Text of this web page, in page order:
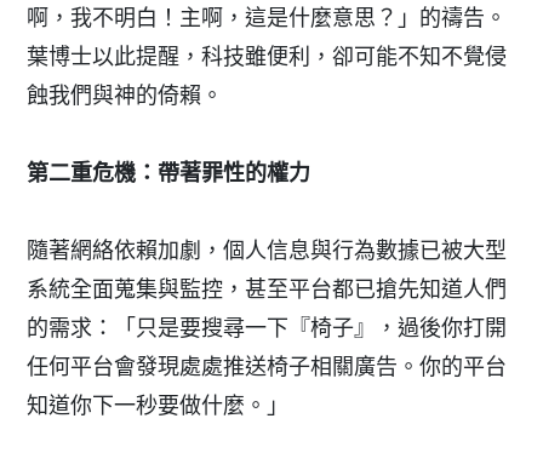
啊，我不明白！主啊，這是什麼意思？」的禱告。
葉博士以此提醒，科技雖便利，卻可能不知不覺侵
蝕我們與神的倚賴。
第二重危機：帶著罪性的權力
隨著網絡依賴加劇，個人信息與行為數據已被大型
系統全面蒐集與監控，甚至平台都已搶先知道人們
的需求：「只是要搜尋一下『椅子』，過後你打開
任何平台會發現處處推送椅子相關廣告。你的平台
知道你下一秒要做什麼。」